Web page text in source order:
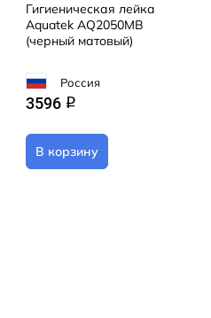
Гигиеническая лейка
Aquatek AQ2050MB
(черный матовый)
Россия
3596 q
В корзину